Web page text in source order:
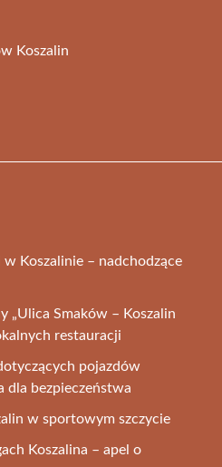
Koszalin
Koszalinie – nadchodzące
„Ulica Smaków – Koszalin
restauracji
pojazdów
dla bezpieczeństwa
w sportowym szczycie
Koszalina – apel o